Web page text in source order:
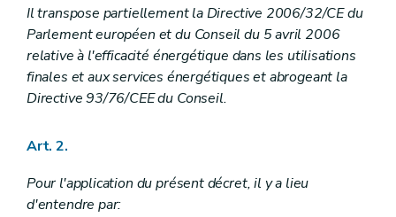
Il transpose partiellement la Directive 2006/32/CE du
Parlement européen et du Conseil du 5 avril 2006
relative à l'efficacité énergétique dans les utilisations
finales et aux services énergétiques et abrogeant la
Directive 93/76/CEE du Conseil.
Art. 2.
Pour l'application du présent décret, il y a lieu
d'entendre par: